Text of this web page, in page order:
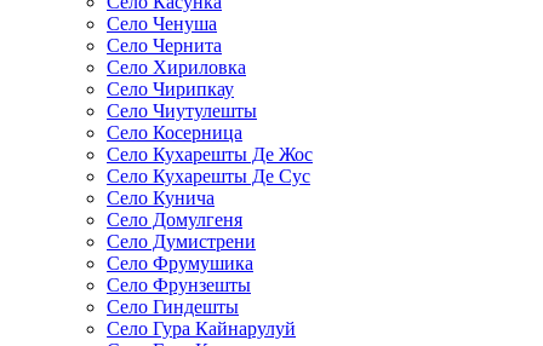
Село Ченуша
Село Чернита
Село Хириловка
Село Чирипкау
Село Чиутулешты
Село Косерница
Село Кухарешты Де Жос
Село Кухарешты Де Сус
Село Кунича
Село Домулгеня
Село Думистрени
Село Фрумушика
Село Фрунзешты
Село Гиндешты
Село Гура Кайнарулуй